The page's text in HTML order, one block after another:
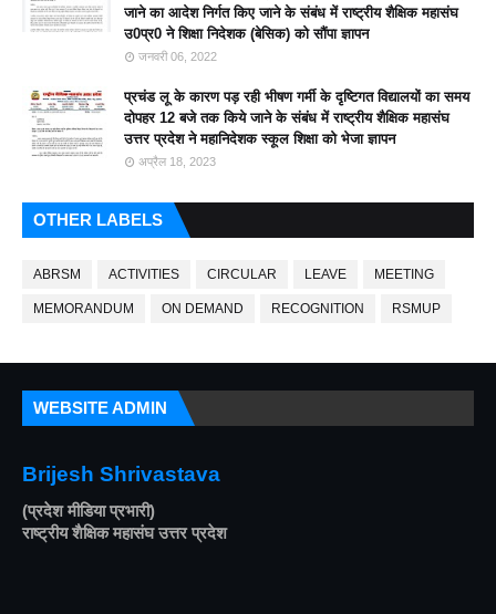
जाने का आदेश निर्गत किए जाने के संबंध में राष्ट्रीय शैक्षिक महासंघ
उ0प्र0 ने शिक्षा निदेशक (बेसिक) को सौंपा ज्ञापन
जनवरी 06, 2022
प्रचंड लू के कारण पड़ रही भीषण गर्मी के दृष्टिगत विद्यालयों का समय
दोपहर 12 बजे तक किये जाने के संबंध में राष्ट्रीय शैक्षिक महासंघ
उत्तर प्रदेश ने महानिदेशक स्कूल शिक्षा को भेजा ज्ञापन
अप्रैल 18, 2023
OTHER LABELS
ABRSM ACTIVITIES CIRCULAR LEAVE MEETING
MEMORANDUM ON DEMAND RECOGNITION RSMUP
WEBSITE ADMIN
Brijesh Shrivastava
(प्रदेश मीडिया प्रभारी)
राष्ट्रीय शैक्षिक महासंघ उत्तर प्रदेश